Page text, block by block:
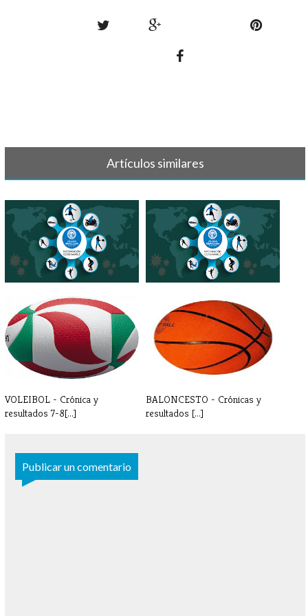
Artículos similares
IMPORTANTE - SUSPENSIÓN
ACTIVIDADES[...]
INFORMACIÓN
CORONAVIRUS -
PARAESCOL[...]
VOLEIBOL - Crónica y
resultados 7-8[...]
BALONCESTO - Crónicas y
resultados [...]
Publicar un comentario